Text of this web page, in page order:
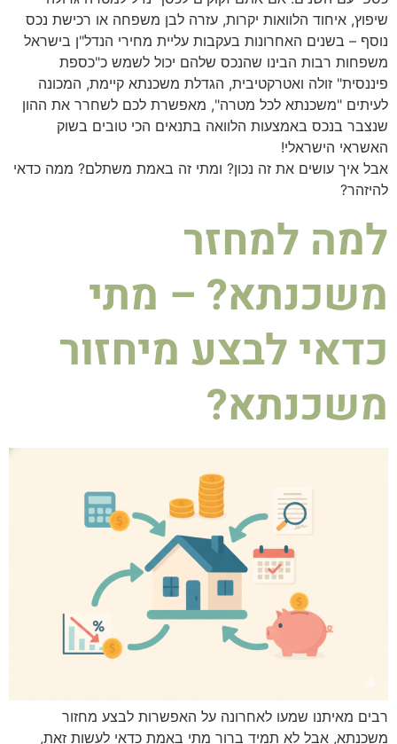
שיפוץ, איחוד הלוואות יקרות, עזרה לבן משפחה או רכישת נכס
נוסף – בשנים האחרונות בעקבות עליית מחירי הנדל"ן בישראל
משפחות רבות הבינו שהנכס שלהם יכול לשמש כ"כספת
פיננסית" זולה ואטרקטיבית, הגדלת משכנתא קיימת, המכונה
לעיתים "משכנתא לכל מטרה", מאפשרת לכם לשחרר את ההון
שנצבר בנכס באמצעות הלוואה בתנאים הכי טובים בשוק
האשראי הישראלי!
אבל איך עושים את זה נכון? ומתי זה באמת משתלם? ממה כדאי
להיזהר?
למה למחזר
משכנתא? – מתי
כדאי לבצע מיחזור
משכנתא?
רבים מאיתנו שמעו לאחרונה על האפשרות לבצע מחזור
משכנתא, אבל לא תמיד ברור מתי באמת כדאי לעשות זאת,